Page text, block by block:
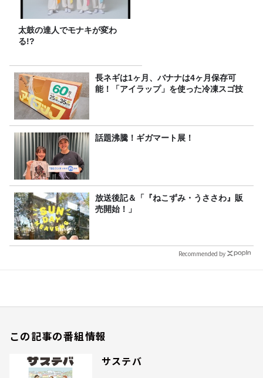
太鼓の達人でモナキが変わ
る!?
長ネギは1ヶ月、バナナは4ヶ月保存可
能！「アイラップ」を使った冷凍スゴ技
話題沸騰！ギガマート展！
放送後記＆「『ねこずみ・うささわ』販
売開始！」
Recommended by
この記事の番組情報
サステバ